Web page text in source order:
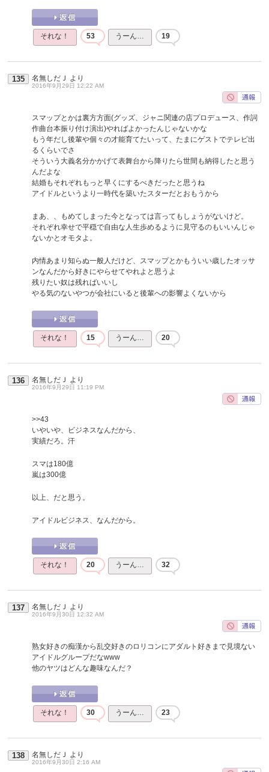
それな！ 53 うーん… 19
135 名無しだＪ より
2016年9月29日 12:22 AM
スマップとかは裏方方面(グッズ、ジャニ関連の店プロデュース、作詞
作曲台本振り付け演出)やればよかったんじゃないかな
もう年だし後輩や個々の才能育てたいって、たまにゲストでテレビ出
るくらいでさ
そういう大義名分かかげて表舞台から降りたら世間も納得したと思う
んだよな
結婚もそれぞれもっと早くにするべきだったと思うね
アイドルというより一時代を築いたスターだとおもうから
まあ、、もめてしまった今となっては言ってもしょうがないけど。
それぞれ幸せで平穏で自由な人生歩めるように見守るのもいいんじゃ
ないかとオモタよ。
内情あまり知らぬ一般人だけど、スマップとかもういい歳したオッサ
ンなんだから好きにやらせてやれよと思うよ
残りたい奴は残ればいいし
やる気のないやつが会社にいると後輩への影響よくないから
それな！ 15 うーん… 20
136 名無しだＪ より
2016年9月29日 11:19 PM
>>43
いやいや、ビジネスなんだから、
実績だろ。汗
スマは180億
嵐は300億
以上、だと思う。
アイドルビジネス、なんだから。
それな！ 20 うーん… 32
137 名無しだＪ より
2016年9月30日 12:32 AM
熟女好きの痴漢から乱交好きのロリコンにアダルト好きまで見境ない
アイドルグループだなwww
他のヤツはどんな趣味なんだ？
それな！ 30 うーん… 23
138 名無しだＪ より
2016年9月30日 2:16 AM